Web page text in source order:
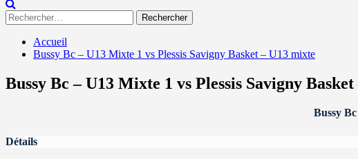
Rechercher :
Accueil
Bussy Bc – U13 Mixte 1 vs Plessis Savigny Basket – U13 mixte
Bussy Bc – U13 Mixte 1 vs Plessis Savigny
Bussy
Détails